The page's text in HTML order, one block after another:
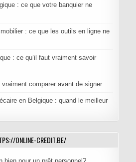
: ce que votre banquier ne
: ce que les outils en ligne ne
: ce qu’il faut vraiment savoir
comparer avant de signer
en Belgique : quand le meilleur
ONLINE-CREDIT.BE/